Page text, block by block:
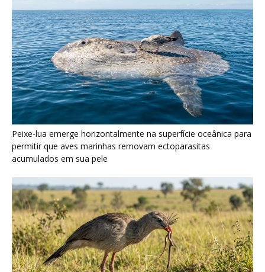
Seriema utiliza pernas longas e arremessa serpentes contra
rochas para subjugar presas peçonhentas nos campos